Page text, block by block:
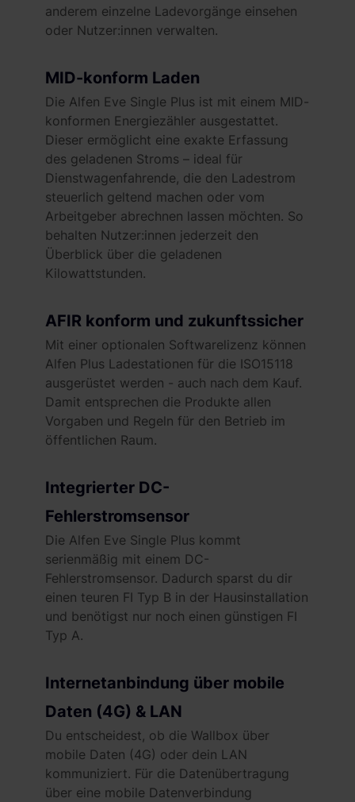
anderem einzelne Ladevorgänge einsehen
oder Nutzer:innen verwalten.
MID-konform Laden
Die Alfen Eve Single Plus ist mit einem MID-
konformen Energiezähler ausgestattet.
Dieser ermöglicht eine exakte Erfassung
des geladenen Stroms – ideal für
Dienstwagenfahrende, die den Ladestrom
steuerlich geltend machen oder vom
Arbeitgeber abrechnen lassen möchten. So
behalten Nutzer:innen jederzeit den
Überblick über die geladenen
Kilowattstunden.
AFIR konform und zukunftssicher
Mit einer optionalen Softwarelizenz können
Alfen Plus Ladestationen für die ISO15118
ausgerüstet werden - auch nach dem Kauf.
Damit entsprechen die Produkte allen
Vorgaben und Regeln für den Betrieb im
öffentlichen Raum.
Integrierter DC-
Fehlerstromsensor
Die Alfen Eve Single Plus kommt
serienmäßig mit einem DC-
Fehlerstromsensor. Dadurch sparst du dir
einen teuren FI Typ B in der Hausinstallation
und benötigst nur noch einen günstigen FI
Typ A.
Internetanbindung über mobile
Daten (4G) & LAN
Du entscheidest, ob die Wallbox über
mobile Daten (4G) oder dein LAN
kommuniziert. Für die Datenübertragung
über eine mobile Datenverbindung